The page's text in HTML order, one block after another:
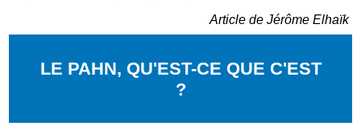
Article de Jérôme Elhaïk
LE PAHN, QU'EST-CE QUE C'EST
?